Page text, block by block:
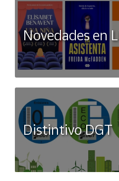
Novedades en
Distintivo DGT